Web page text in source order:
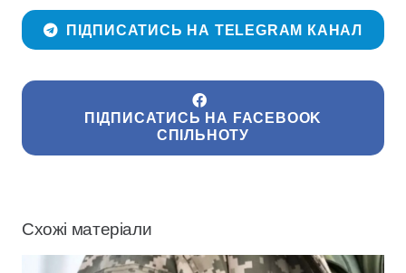
ПІДПИСАТИСЬ НА TELEGRAM КАНАЛ
ПІДПИСАТИСЬ НА FACEBOOK
СПІЛЬНОТУ
Схожі матеріали